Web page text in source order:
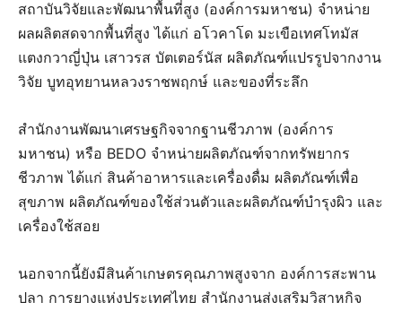
สถาบันวิจัยและพัฒนาพื้นที่สูง (องค์การมหาชน) จำหน่าย
ผลผลิตสดจากพื้นที่สูง ได้แก่ อโวคาโด มะเขือเทศโทมัส
แตงกวาญี่ปุ่น เสาวรส บัตเตอร์นัส ผลิตภัณฑ์แปรรูปจากงาน
วิจัย บูทอุทยานหลวงราชพฤกษ์ และของที่ระลึก
สำนักงานพัฒนาเศรษฐกิจจากฐานชีวภาพ (องค์การ
มหาชน) หรือ BEDO จำหน่ายผลิตภัณฑ์จากทรัพยากร
ชีวภาพ ได้แก่ สินค้าอาหารและเครื่องดื่ม ผลิตภัณฑ์เพื่อ
สุขภาพ ผลิตภัณฑ์ของใช้ส่วนตัวและผลิตภัณฑ์บำรุงผิว และ
เครื่องใช้สอย
นอกจากนี้ยังมีสินค้าเกษตรคุณภาพสูงจาก องค์การสะพาน
ปลา การยางแห่งประเทศไทย สำนักงานส่งเสริมวิสาหกิจ